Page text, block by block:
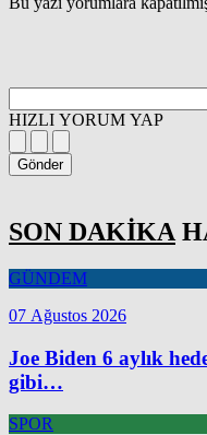
HIZLI YORUM YAP
Gönder
SON DAKİKA
GÜNDEM
07 Ağustos 2026
Joe Biden 6 aylık
gibi…
SPOR